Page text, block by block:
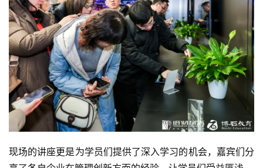
现场的讲座更是为学员们提供了深入学习的机会，嘉宾们分